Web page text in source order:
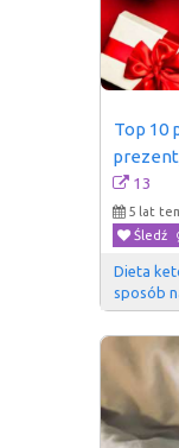
Top 10
13
5 lat
Śledź
Dieta
sposób